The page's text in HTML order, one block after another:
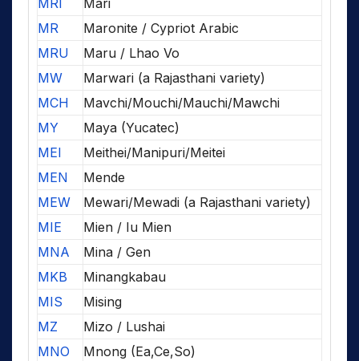
MRI
Mari
MR
Maronite / Cypriot Arabic
MRU
Maru / Lhao Vo
MW
Marwari (a Rajasthani variety)
MCH
Mavchi/Mouchi/Mauchi/Mawchi
MY
Maya (Yucatec)
MEI
Meithei/Manipuri/Meitei
MEN
Mende
MEW
Mewari/Mewadi (a Rajasthani variety)
MIE
Mien / Iu Mien
MNA
Mina / Gen
MKB
Minangkabau
MIS
Mising
MZ
Mizo / Lushai
MNO
Mnong (Ea,Ce,So)